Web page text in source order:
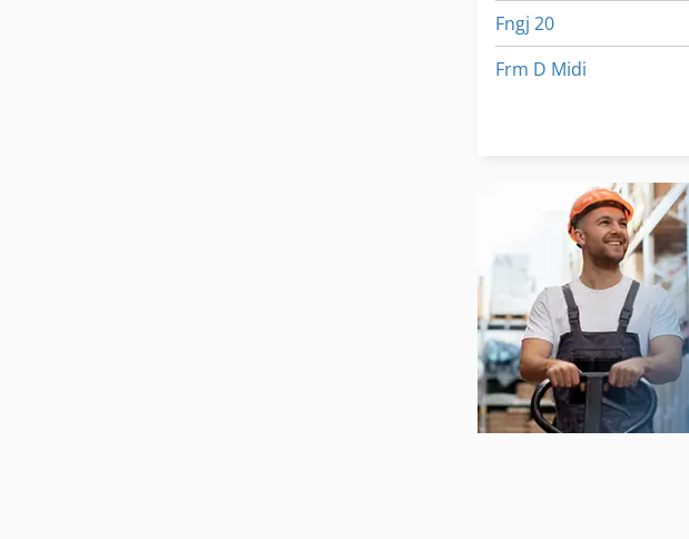
Fngj 20
Frm D Midi
Hsc Фрезерний Верстат
Idx 23